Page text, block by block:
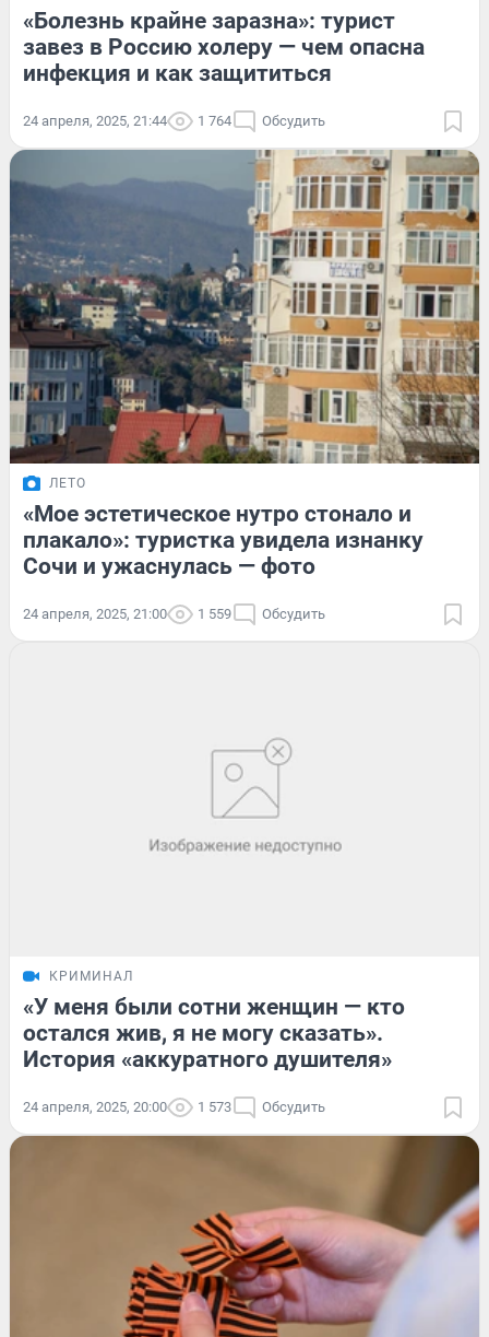
«Болезнь крайне заразна»: турист
завез в Россию холеру — чем опасна
инфекция и как защититься
24 апреля, 2025, 21:44 1 764 Обсудить
ЛЕТО
«Мое эстетическое нутро стонало и
плакало»: туристка увидела изнанку
Сочи и ужаснулась — фото
24 апреля, 2025, 21:00 1 559 Обсудить
КРИМИНАЛ
«У меня были сотни женщин — кто
остался жив, я не могу сказать».
История «аккуратного душителя»
24 апреля, 2025, 20:00 1 573 Обсудить